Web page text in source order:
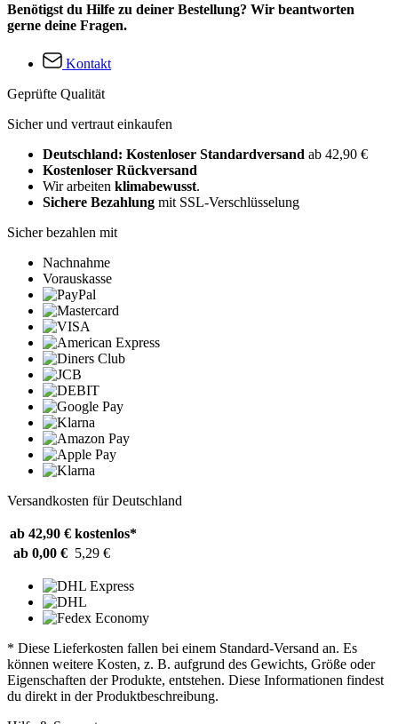
Benötigst du Hilfe zu deiner Bestellung? Wir beantworten
gerne deine Fragen.
Kontakt
Geprüfte Qualität
Sicher und vertraut einkaufen
Deutschland: Kostenloser Standardversand ab 42,90 €
Kostenloser Rückversand
Wir arbeiten klimabewusst.
Sichere Bezahlung mit SSL-Verschlüsselung
Sicher bezahlen mit
Nachnahme
Vorauskasse
Versandkosten für Deutschland
ab 42,90 € kostenlos*
ab 0,00 € 5,29 €
* Diese Lieferkosten fallen bei einem Standard-Versand an. Es
können weitere Kosten, z. B. aufgrund des Gewichts, Größe oder
Eigenschaften der Produkte, entstehen. Diese Informationen findest
du direkt in der Produktbeschreibung.